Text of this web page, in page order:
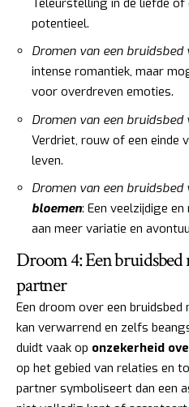
potentieel.
Dromen van een bruidsbed
intense romantiek, maar
voor overdreven emoties.
Dromen van een bruidsbed
Verdriet, rouw of een einde
leven.
Dromen van een bruidsbed
bloemen: Een veelzijdige
aan meer variatie en
Droom 4: Een bruidsbed
partner
Een droom over een
kan verwarrend en zelfs
duidt vaak op onzekerheid
op het gebied van relaties en
partner symboliseert dan een